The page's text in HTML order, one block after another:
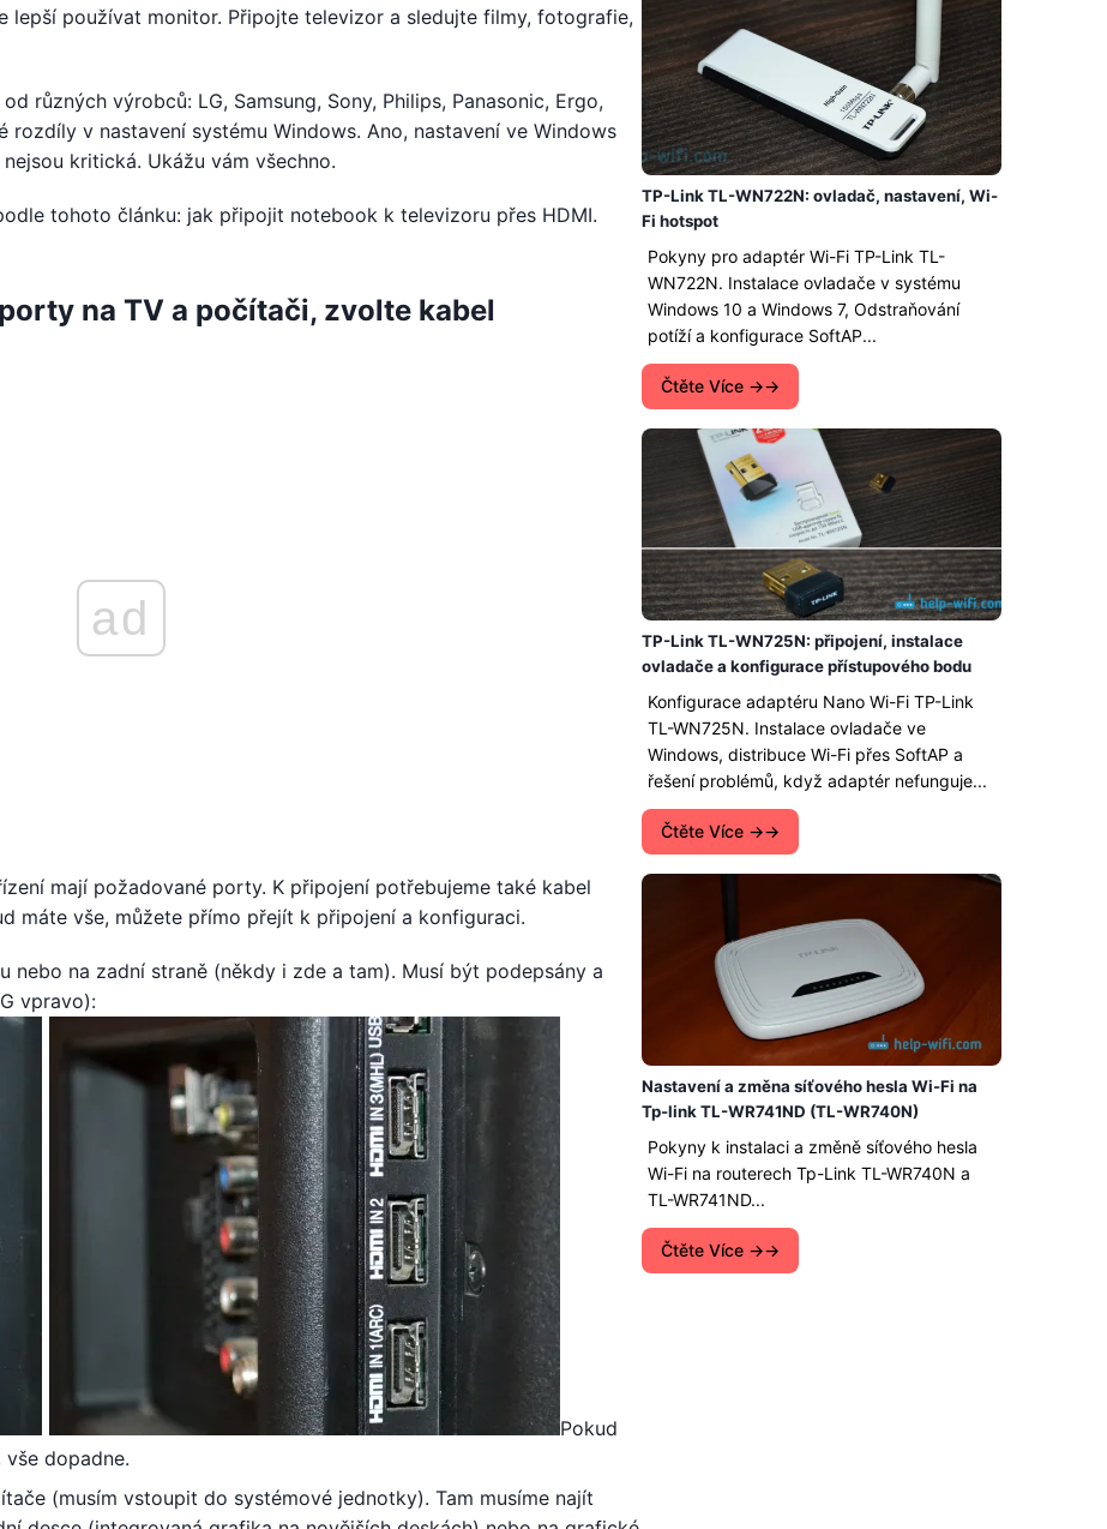
lepší používat monitor. Připojte televizor a sledujte filmy, fotografie,
různých výrobců: LG, Samsung, Sony, Philips, Panasonic, Ergo,
v nastavení systému Windows. Ano, nastavení ve Windows
kritická. Ukážu vám všechno.
tohoto článku: jak připojit notebook k televizoru přes HDMI.
na TV a počítači, zvolte kabel
ad
mají požadované porty. K připojení potřebujeme také kabel
máte vše, můžete přímo přejít k připojení a konfiguraci.
nebo na zadní straně (někdy i zde a tam). Musí být podepsány a
vpravo):
Pokud
dopadne.
(musím vstoupit do systémové jednotky). Tam musíme najít
TP-Link TL-WN722N: ovladač, nastavení, Wi-
Fi hotspot
Pokyny pro adaptér Wi-Fi TP-Link TL-
WN722N. Instalace ovladače v systému
Windows 10 a Windows 7, Odstraňování
potíží a konfigurace SoftAP...
Čtěte Více →
TP-Link TL-WN725N: připojení, instalace
ovladače a konfigurace přístupového bodu
Konfigurace adaptéru Nano Wi-Fi TP-Link
TL-WN725N. Instalace ovladače ve
Windows, distribuce Wi-Fi přes SoftAP a
řešení problémů, když adaptér nefunguje...
Čtěte Více →
Nastavení a změna síťového hesla Wi-Fi na
Tp-link TL-WR741ND (TL-WR740N)
Pokyny k instalaci a změně síťového hesla
Wi-Fi na routerech Tp-Link TL-WR740N a
TL-WR741ND...
Čtěte Více →